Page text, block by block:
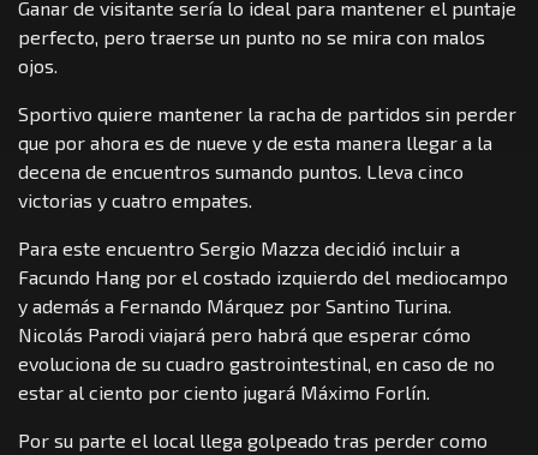
Ganar de visitante sería lo ideal para mantener el puntaje
perfecto, pero traerse un punto no se mira con malos
ojos.
Sportivo quiere mantener la racha de partidos sin perder
que por ahora es de nueve y de esta manera llegar a la
decena de encuentros sumando puntos. Lleva cinco
victorias y cuatro empates.
Para este encuentro Sergio Mazza decidió incluir a
Facundo Hang por el costado izquierdo del mediocampo
y además a Fernando Márquez por Santino Turina.
Nicolás Parodi viajará pero habrá que esperar cómo
evoluciona de su cuadro gastrointestinal, en caso de no
estar al ciento por ciento jugará Máximo Forlín.
Por su parte el local llega golpeado tras perder como